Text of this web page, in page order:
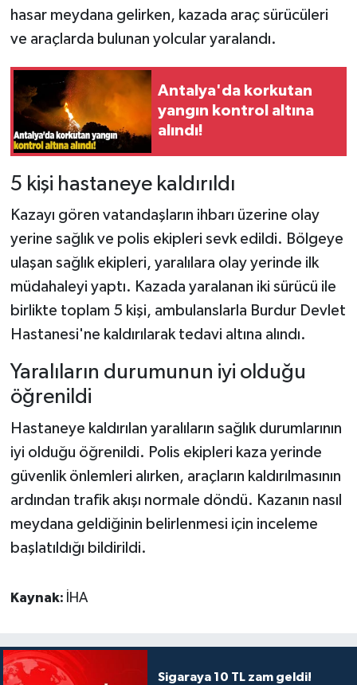
hasar meydana gelirken, kazada araç sürücüleri
ve araçlarda bulunan yolcular yaralandı.
Antalya'da korkutan
yangın kontrol altına
alındı!
5 kişi hastaneye kaldırıldı
Kazayı gören vatandaşların ihbarı üzerine olay
yerine sağlık ve polis ekipleri sevk edildi. Bölgeye
ulaşan sağlık ekipleri, yaralılara olay yerinde ilk
müdahaleyi yaptı. Kazada yaralanan iki sürücü ile
birlikte toplam 5 kişi, ambulanslarla Burdur Devlet
Hastanesi'ne kaldırılarak tedavi altına alındı.
Yaralıların durumunun iyi olduğu
öğrenildi
Hastaneye kaldırılan yaralıların sağlık durumlarının
iyi olduğu öğrenildi. Polis ekipleri kaza yerinde
güvenlik önlemleri alırken, araçların kaldırılmasının
ardından trafik akışı normale döndü. Kazanın nasıl
meydana geldiğinin belirlenmesi için inceleme
başlatıldığı bildirildi.
Kaynak: İHA
Sigaraya 10 TL zam geldi!